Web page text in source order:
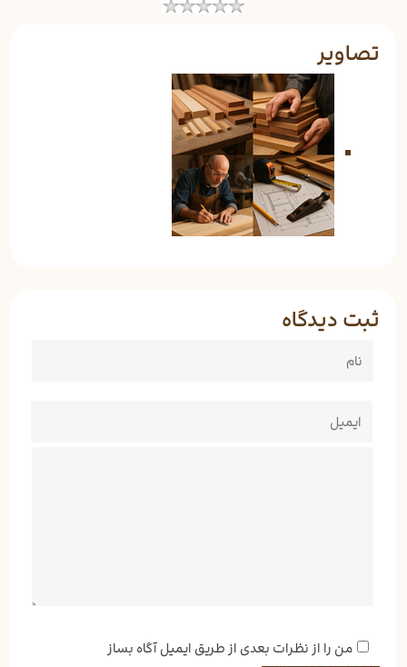
تصاویر
ثبت دیدگاه
من را از نظرات بعدی از طریق ایمیل آگاه بساز